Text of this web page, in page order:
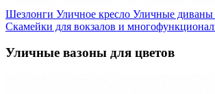
Шезлонги Уличное кресло Уличные диваны
Скамейки для вокзалов и
Уличные вазоны для цветов